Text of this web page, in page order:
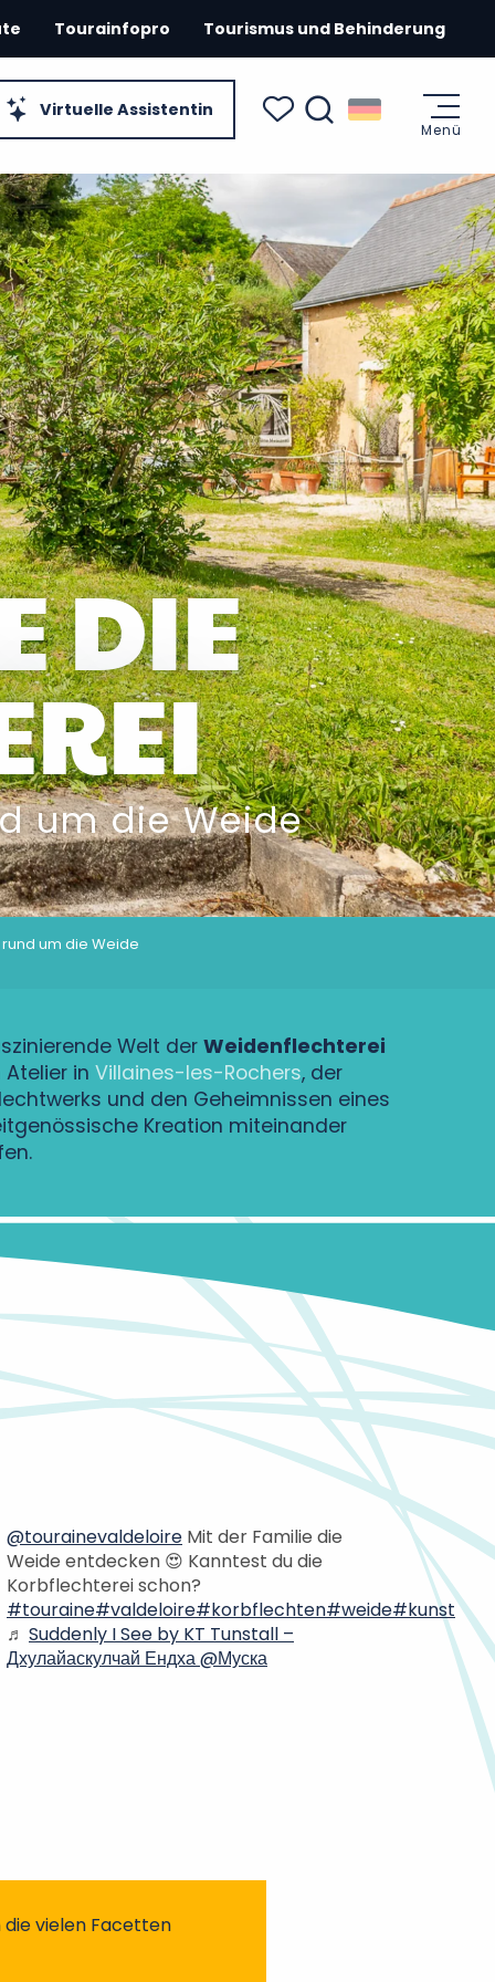
Virtuelle Assistentin
Tourainfopro Tourismus und Behinderung
Menü
DIE
um die Weide
um die Weide
Welt der Weidenflechterei
in Villaines-les-Rochers, der
und den Geheimnissen eines
Kreation miteinander
@tourainevaldeloire Mit der Familie die
Weide entdecken 😍 Kanntest du die
Korbflechterei schon?
#touraine#valdeloire#korbflechten#weide#kunst
♬ Suddenly I See by KT Tunstall –
Дхулайаскулчай Ендха @Муска
die vielen Facetten